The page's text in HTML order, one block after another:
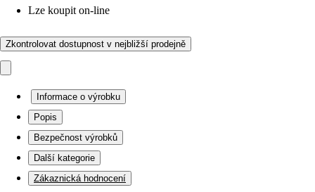
Lze koupit on-line
Zkontrolovat dostupnost v nejbližší prodejně
Informace o výrobku
Popis
Bezpečnost výrobků
Další kategorie
Zákaznická hodnocení